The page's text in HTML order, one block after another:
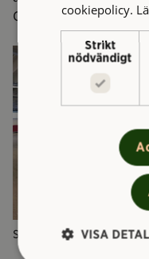
Olausson,
Så här såg lokalen ut
cookiepolicy.
Strikt
nödvändigt
VISA